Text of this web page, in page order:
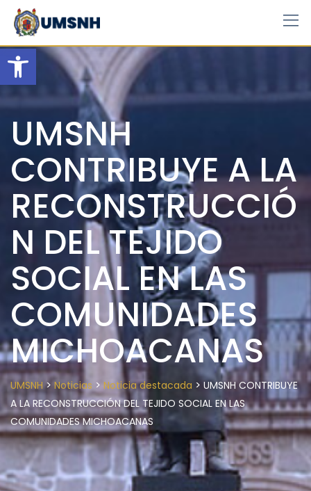
Open toolbar
Skip
content
UMSNH
CONTRIBUYE A LA
RECONSTRUCCIÓ
N DEL TEJIDO
SOCIAL EN LAS
COMUNIDADES
MICHOACANAS
UMSNH> Noticias > Noticia destacada > UMSNH CONTRIBUYE
A LA RECONSTRUCCIÓN DEL TEJIDO SOCIAL EN LAS
COMUNIDADES MICHOACANAS